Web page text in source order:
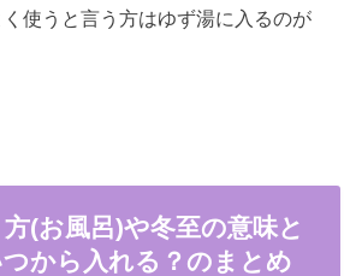
使うと言う方はゆず湯に入るのが
(お風呂)や冬至の意味と
から入れる？のまとめ